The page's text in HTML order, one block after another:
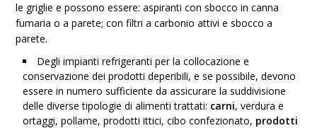
le griglie e possono essere: aspiranti con sbocco in canna
fumaria o a parete; con filtri a carbonio attivi e sbocco a
parete.
Degli impianti refrigeranti per la collocazione e
conservazione dei prodotti deperibili, e se possibile, devono
essere in numero sufficiente da assicurare la suddivisione
delle diverse tipologie di alimenti trattati: carni, verdura e
ortaggi, pollame, prodotti ittici, cibo confezionato, prodotti